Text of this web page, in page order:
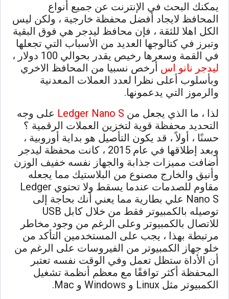
يمكنك البحث في الإنترنت عن جميع أنواع
المحافظ لايجاد أفضل محفظة خارجية ، ولكن ليس
الكل اهلا للثقة ، فإن محافظ ليدجر هي فوق البقية
وتبرز في كتالوجها العديد من الأسباب التي تجعلها
في القمة وسعرها رخيص يقدر بحوالي 100 دولار ،
ليدجر نانو اس أرخص نسبيا من المحافظ الاخري
وبأسلوب أعلى نظرا لعدد العملات المعدنية
والرموز التي يدعمونها.
لذا ، ما الذي يجعل من Ledger Nano S على وجه
التحديد محفظة قوية لتخزين العملات الرقمية ؟
حسنًا ، أولاً ، قد يكون التأصيل هو بداية أوروبية ،
وبعد إطلاقها في عام 2015 ، كانت محفظة ليدجر
أضافت مميزات جذابة والجهاز نفسه خفيف الوزن
وأنيق والخارج مصنوع من البلاستيك مما يجعله
مقاوم للصدمات عندما يسقط ولا تحتوي Ledger
Nano S علي بطارية مما يعني أنك بحاجة إلى
توصيله بالكمبيوتر فقط من خلال كابل USB
للاتصال بالكمبيوتر وعلى الرغم من وجود مخاطر
مرتبطة بهذا ، يجب على المستخدمين التأكد من
خلو جهاز الكمبيوتر من الفيروسات على الرغم من
أن الأداة ستظل تعمل وفي الوقت نفسه تعتبر
المحفظة أكثر توافقًا مع معظم أنظمة تشغيل
الكمبيوتر مثل Linux و Windows و Mac.